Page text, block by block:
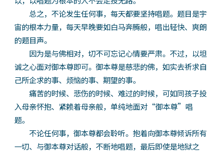
总之，不论发生任何事，每天都要坚持唱题。题目是宇
宙的根本力量，每天早晚要如白马奔腾般，唱出轻快、爽朗
的题目声。
因为是与佛相对，切不可忘记心情要严肃。不过，以坦
诚之心面对御本尊即可。御本尊是慈悲的佛，如实去祈求自
己所企求的事、烦恼的事、期望的事。
痛苦的时候、悲伤的时候、难过的时候，可如同孩子投
入母亲怀抱、紧赖着母亲般，单纯地面对“御本尊”唱
题。
不论任何事，御本尊都会聆听。抱着向御本尊倾诉所有
一切、与御本尊对话般，不断地唱题，最后即使是地狱之